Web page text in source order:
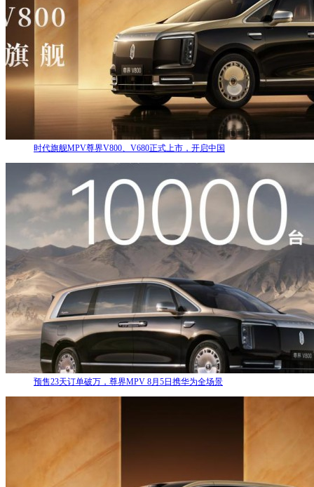
时代旗舰MPV尊界V800、V680正式上市，开启中国
预售23天订单破万，尊界MPV 8月5日携华为全场景